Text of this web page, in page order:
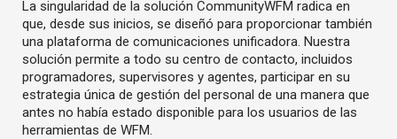
La singularidad de la solución CommunityWFM radica en
que, desde sus inicios, se diseñó para proporcionar también
una plataforma de comunicaciones unificadora. Nuestra
solución permite a todo su centro de contacto, incluidos
programadores, supervisores y agentes, participar en su
estrategia única de gestión del personal de una manera que
antes no había estado disponible para los usuarios de las
herramientas de WFM.